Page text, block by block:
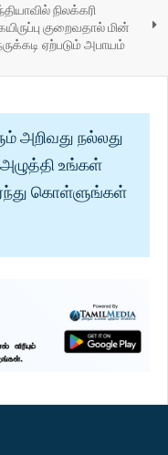
நிலக்கரி
குறைவதால் மின்
ஏற்படும் அபாயம்
அறிவது நல்லது
உங்கள்
கொள்ளுங்கள்